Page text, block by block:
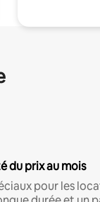
du prix au mois
pour les